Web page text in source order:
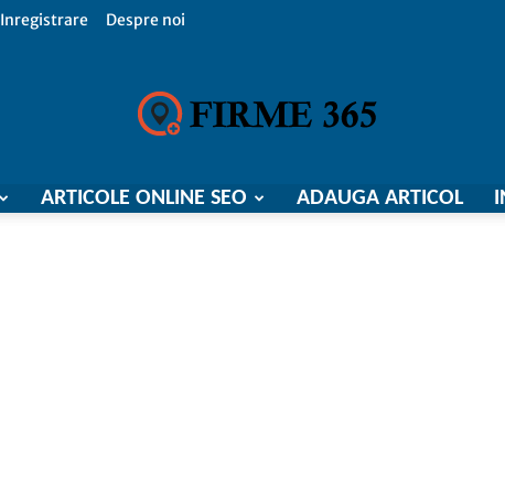
Inregistrare Despre noi
Firme
ARTICOLE ONLINE SEO ADAUGA ARTICOL